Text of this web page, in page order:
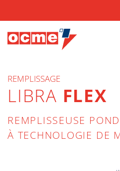
REMPLISSAGE
LIBRA FLEX
REMPLISSEUSE
À TECHNOLOGIE DE